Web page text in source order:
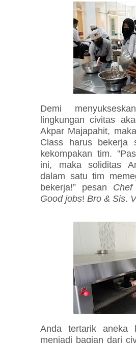
Demi
lingkungan civitas
Akpar Majapahit,
Class harus bekerja
kekompakan tim.
ini, maka soliditas
dalam satu tim
bekerja!” pesan
Good jobs! Bro & Sis.
Anda tertarik aneka
menjadi bagian dari